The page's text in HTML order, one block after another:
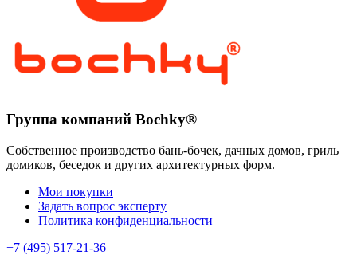
Группа компаний Bochky®
Собственное производство бань-бочек, дачных домов, гриль
домиков, беседок и других архитектурных форм.
Мои покупки
Задать вопрос эксперту
Политика конфиденциальности
+7 (495) 517-21-36